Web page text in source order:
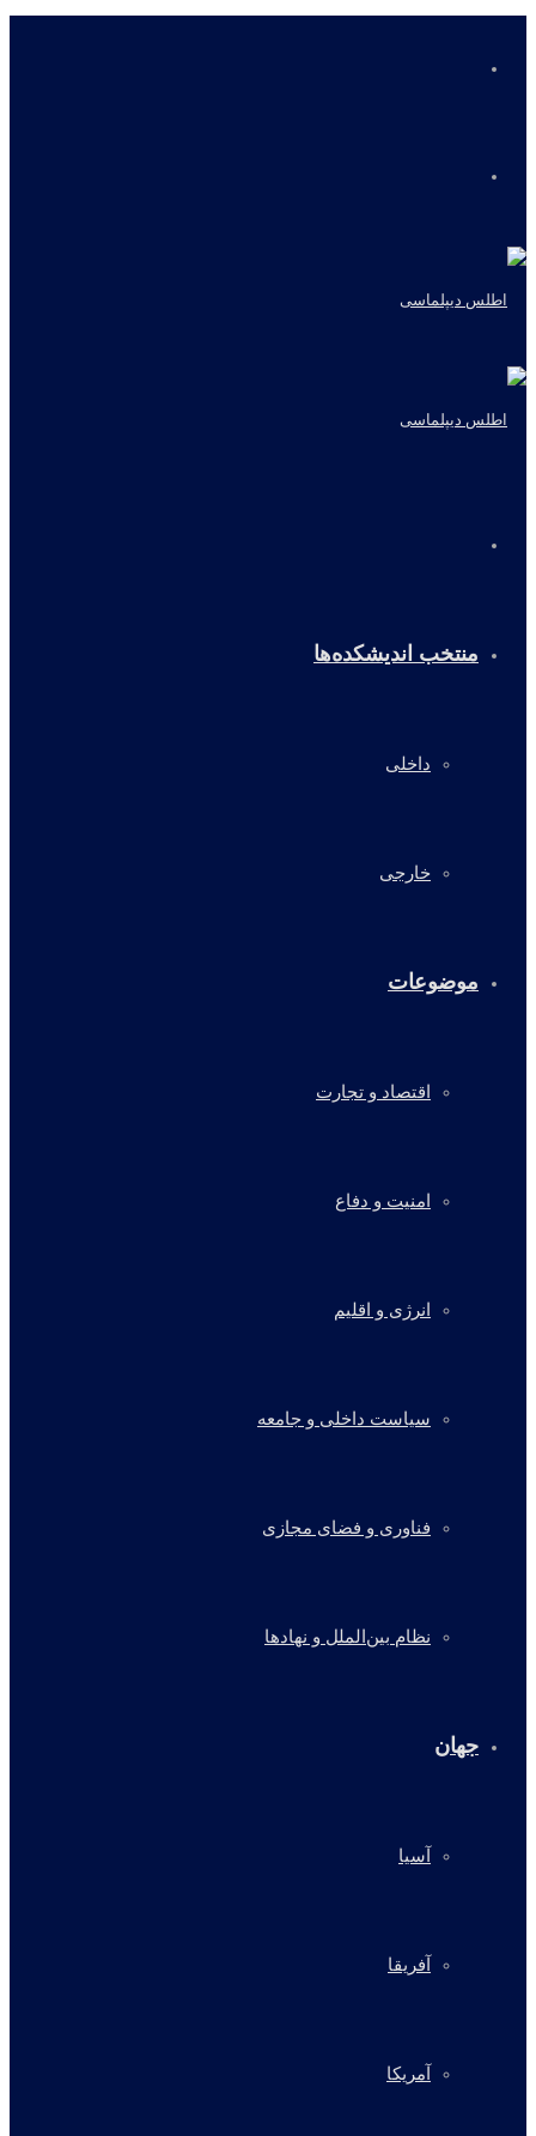
منتخب اندیشکده‌ها
داخلی
خارجی
موضوعات
اقتصاد و تجارت
امنیت و دفاع
انرژی و اقلیم
سیاست داخلی و جامعه
فناوری و فضای مجازی
نظام بین‌الملل و نهادها
جهان
آسیا
آفریقا
آمریکا